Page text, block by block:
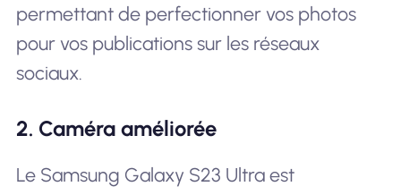
permettant de perfectionner vos photos
pour vos publications sur les réseaux
sociaux.
2. Caméra améliorée
Le Samsung Galaxy S23 Ultra est